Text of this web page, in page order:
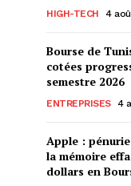
HIGH-TECH 4
Bourse de
cotées
semestre 2026
ENTREPRISES 4
Apple :
la mémoire
dollars en